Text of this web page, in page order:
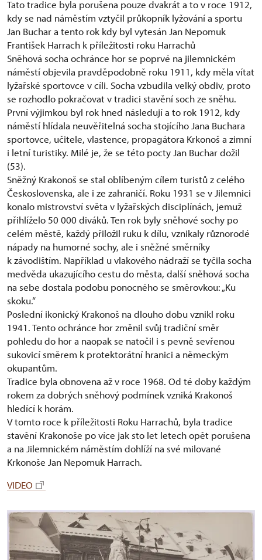
Tato tradice byla porušena pouze dvakrát a to v roce 1912,
kdy se nad náměstím vztyčil průkopník lyžování a sportu
Jan Buchar a tento rok kdy byl vytesán Jan Nepomuk
František Harrach k příležitosti roku Harrachů
Sněhová socha ochránce hor se poprvé na jilemnickém
náměstí objevila pravděpodobně roku 1911, kdy měla vítat
lyžařské sportovce v cíli. Socha vzbudila velký obdiv, proto
se rozhodlo pokračovat v tradici stavění soch ze sněhu.
První výjimkou byl rok hned následují a to rok 1912, kdy
náměstí hlídala neuvěřitelná socha stojícího Jana Buchara
sportovce, učitele, vlastence, propagátora Krkonoš a zimní
i letní turistiky. Milé je, že se této pocty Jan Buchar dožil
(53).
Sněžný Krakonoš se stal oblíbeným cílem turistů z celého
Československa, ale i ze zahraničí. Roku 1931 se v Jilemnici
konalo mistrovství světa v lyžařských disciplínách, jemuž
přihlíželo 50 000 diváků. Ten rok byly sněhové sochy po
celém městě, každý přiložil ruku k dílu, vznikaly různorodé
nápady na humorné sochy, ale i sněžné směrníky
k závodištím. Například u vlakového nádraží se tyčila socha
medvěda ukazujícího cestu do města, další sněhová socha
na sebe dostala podobu ponocného se směrovkou: „Ku
skoku.“
Poslední ikonický Krakonoš na dlouho dobu vznikl roku
1941. Tento ochránce hor změnil svůj tradiční směr
pohledu do hor a naopak se natočil i s pevně sevřenou
sukovicí směrem k protektorátní hranici a německým
okupantům.
Tradice byla obnovena až v roce 1968. Od té doby každým
rokem za dobrých sněhový podmínek vzniká Krakonoš
hledící k horám.
V tomto roce k příležitosti Roku Harrachů, byla tradice
stavění Krakonoše po více jak sto let letech opět porušena
a na Jilemnickém náměstím dohlíží na své milované
Krkonoše Jan Nepomuk Harrach.
VIDEO